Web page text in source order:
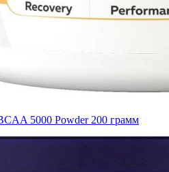
5000 Powder 200 грамм